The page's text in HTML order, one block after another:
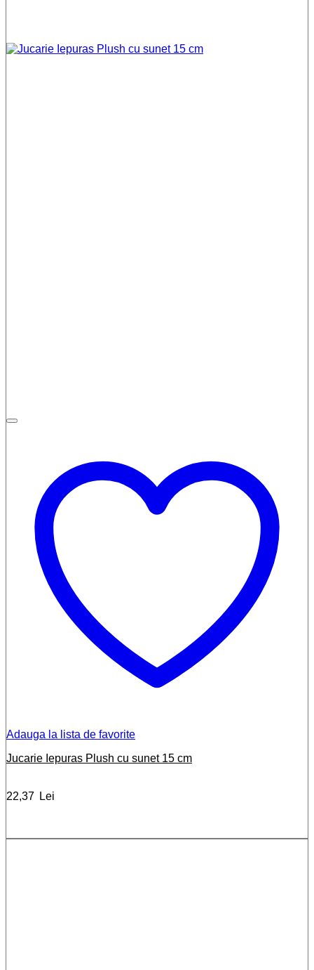
Adauga la lista de favorite
Jucarie Iepuras Plush cu sunet 15 cm
22,37 Lei